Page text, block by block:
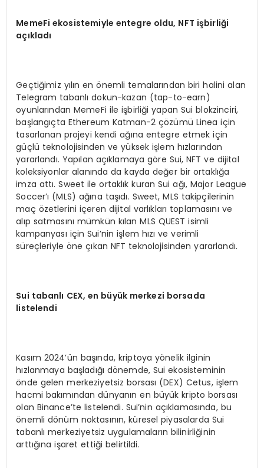
MemeFi ekosistemiyle entegre oldu, NFT işbirliği
açıkladı
Geçtiğimiz yılın en önemli temalarından biri halini alan
Telegram tabanlı dokun-kazan (tap-to-earn)
oyunlarından MemeFi ile işbirliği yapan Sui blokzinciri,
başlangıçta Ethereum Katman-2 çözümü Linea için
tasarlanan projeyi kendi ağına entegre etmek için
güçlü teknolojisinden ve yüksek işlem hızlarından
yararlandı. Yapılan açıklamaya göre Sui, NFT ve dijital
koleksiyonlar alanında da kayda değer bir ortaklığa
imza attı. Sweet ile ortaklık kuran Sui ağı, Major League
Soccer’ı (MLS) ağına taşıdı. Sweet, MLS takipçilerinin
maç özetlerini içeren dijital varlıkları toplamasını ve
alıp satmasını mümkün kılan MLS QUEST isimli
kampanyası için Sui’nin işlem hızı ve verimli
süreçleriyle öne çıkan NFT teknolojisinden yararlandı.
Sui tabanlı CEX, en büyük merkezi borsada
listelendi
Kasım 2024’ün başında, kriptoya yönelik ilginin
hızlanmaya başladığı dönemde, Sui ekosisteminin
önde gelen merkeziyetsiz borsası (DEX) Cetus, işlem
hacmi bakımından dünyanın en büyük kripto borsası
olan Binance’te listelendi. Sui’nin açıklamasında, bu
önemli dönüm noktasının, küresel piyasalarda Sui
tabanlı merkeziyetsiz uygulamaların bilinirliğinin
arttığına işaret ettiği belirtildi.